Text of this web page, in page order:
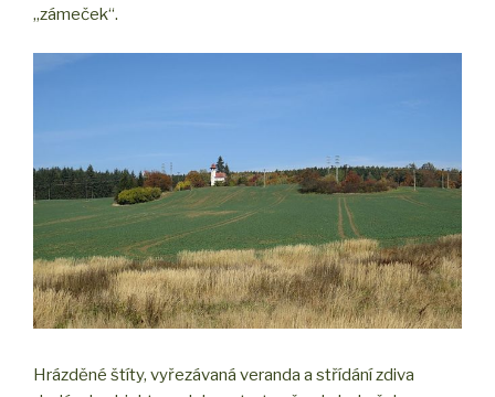
„zámeček“.
Hrázděné štíty, vyřezávaná veranda a střídání zdiva